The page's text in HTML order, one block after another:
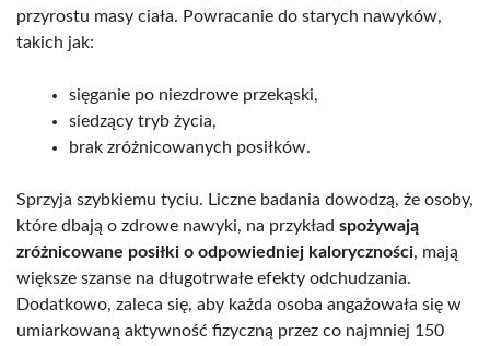
przyrostu masy ciała. Powracanie do starych nawyków,
takich jak:
sięganie po niezdrowe przekąski,
siedzący tryb życia,
brak zróżnicowanych posiłków.
Sprzyja szybkiemu tyciu. Liczne badania dowodzą, że osoby,
które dbają o zdrowe nawyki, na przykład spożywają
zróżnicowane posiłki o odpowiedniej kaloryczności, mają
większe szanse na długotrwałe efekty odchudzania.
Dodatkowo, zaleca się, aby każda osoba angażowała się w
umiarkowaną aktywność fizyczną przez co najmniej 150